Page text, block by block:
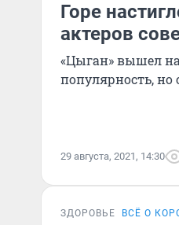
Горе
актеров
«Цыган» вышел
популярность, но
29 августа, 2021, 14:30
ЗДОРОВЬЕ ВСЁ О